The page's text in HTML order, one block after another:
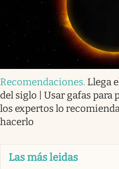
Recomendaciones. Llega
del siglo | Usar gafas para
los expertos lo
hacerlo
Las más leidas